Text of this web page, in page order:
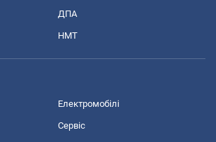
ДПА
НМТ
Електромобілі
Сервіс